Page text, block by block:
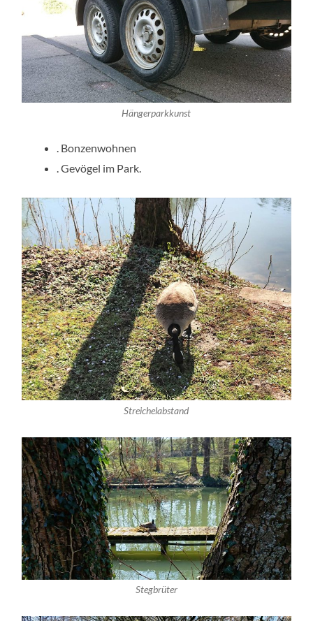
Hängerparkkunst
. Bonzenwohnen
. Gevögel im Park.
Streichelabstand
Stegbrüter